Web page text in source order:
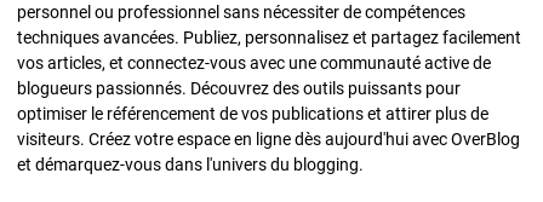
personnel ou professionnel sans nécessiter de compétences
techniques avancées. Publiez, personnalisez et partagez facilement
vos articles, et connectez-vous avec une communauté active de
blogueurs passionnés. Découvrez des outils puissants pour
optimiser le référencement de vos publications et attirer plus de
visiteurs. Créez votre espace en ligne dès aujourd'hui avec OverBlog
et démarquez-vous dans l'univers du blogging.